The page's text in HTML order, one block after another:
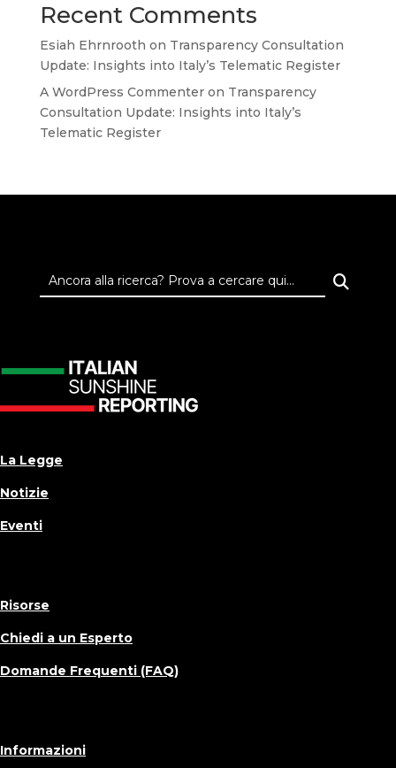
Recent Comments
Esiah Ehrnrooth on Transparency Consultation
Update: Insights into Italy’s Telematic Register
A WordPress Commenteron Transparency
Consultation Update: Insights into Italy’s
Telematic Register
La Legge
Notizie
Eventi
Risorse
Chiedi a un Esperto
Domande Frequenti (FAQ)
Informazioni